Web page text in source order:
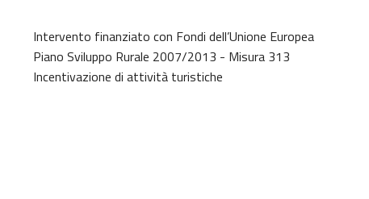
Intervento finanziato con Fondi dell’Unione Europea
Piano Sviluppo Rurale 2007/2013 - Misura 313
Incentivazione di attività turistiche